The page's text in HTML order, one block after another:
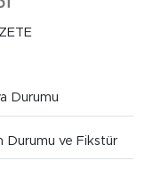
Durumu
Durumu ve Fikstür